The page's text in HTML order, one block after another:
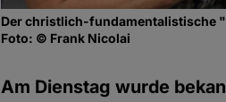
Der christlich-fundamentalistische
Foto: © Frank Nicolai
Am Dienstag wurde